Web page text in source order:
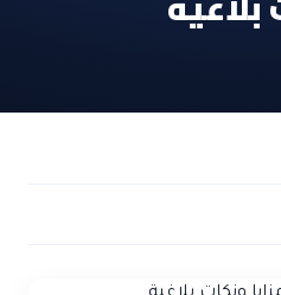
القرآن